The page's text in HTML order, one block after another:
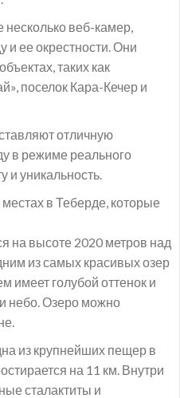
веб-камер,
и ее окрестности. Они
таких как
поселок Кара-Кечер и
отличную
в режиме реального
и уникальность.
в Теберде, которые
на высоте 2020 метров над
из самых красивых озер
имеет голубой оттенок и
небо. Озеро можно
из крупнейших пещер в
на 11 км. Внутри
сталактиты и